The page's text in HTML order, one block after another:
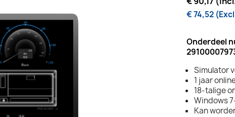
€ 74,52
Onderdeel
Simulator
1 jaar
18-talige
Windows
Kan